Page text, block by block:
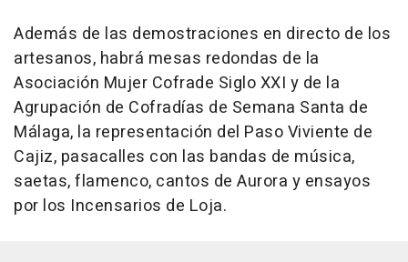
Además de las demostraciones en directo de los
artesanos, habrá mesas redondas de la
Asociación Mujer Cofrade Siglo XXI y de la
Agrupación de Cofradías de Semana Santa de
Málaga, la representación del Paso Viviente de
Cajiz, pasacalles con las bandas de música,
saetas, flamenco, cantos de Aurora y ensayos
por los Incensarios de Loja.